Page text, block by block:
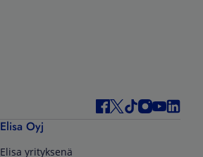
Elisa Oyj
Elisa yrityksenä